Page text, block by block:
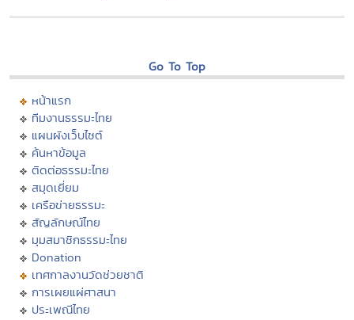
Go To Top
หน้าแรก
ทีมงานธรรมะไทย
แผนผังเว็บไซต์
ค้นหาข้อมูล
ติดต่อธรรมะไทย
สมุดเยี่ยม
เครือข่ายธรรมะ
สัญลักษณ์ไทย
มุมสมาชิกธรรมะไทย
Donation
เทศกาลงานวัดช่วยชาติ
การเผยแผ่ศาสนา
ประเพณีไทย